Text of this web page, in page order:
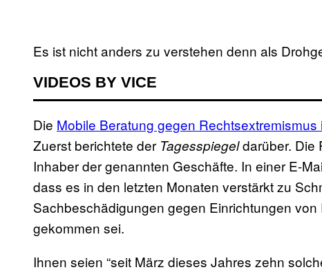
Es ist nicht anders zu verstehen denn als
VIDEOS BY VICE
Die Mobile Beratung gegen Rechtsextremismus
Zuerst berichtete der Tagesspiegeldarüber. Die
Inhaber der genannten Geschäfte. In einer E-
dass es in den letzten Monaten verstärkt zu
Sachbeschädigungen gegen Einrichtungen
gekommen sei.
Ihnen seien “seit März dieses Jahres zehn